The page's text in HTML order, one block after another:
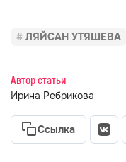
ЛЯЙСАН УТЯШЕВА
Автор статьи
Ирина Ребрикова
Ссылка